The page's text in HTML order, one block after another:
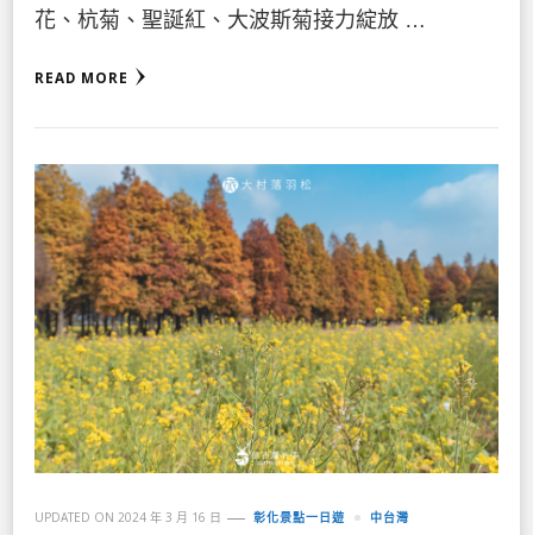
花、杭菊、聖誕紅、大波斯菊接力綻放 …
READ MORE
UPDATED ON 2024 年 3 月 16 日 彰化景點一日遊 中台灣